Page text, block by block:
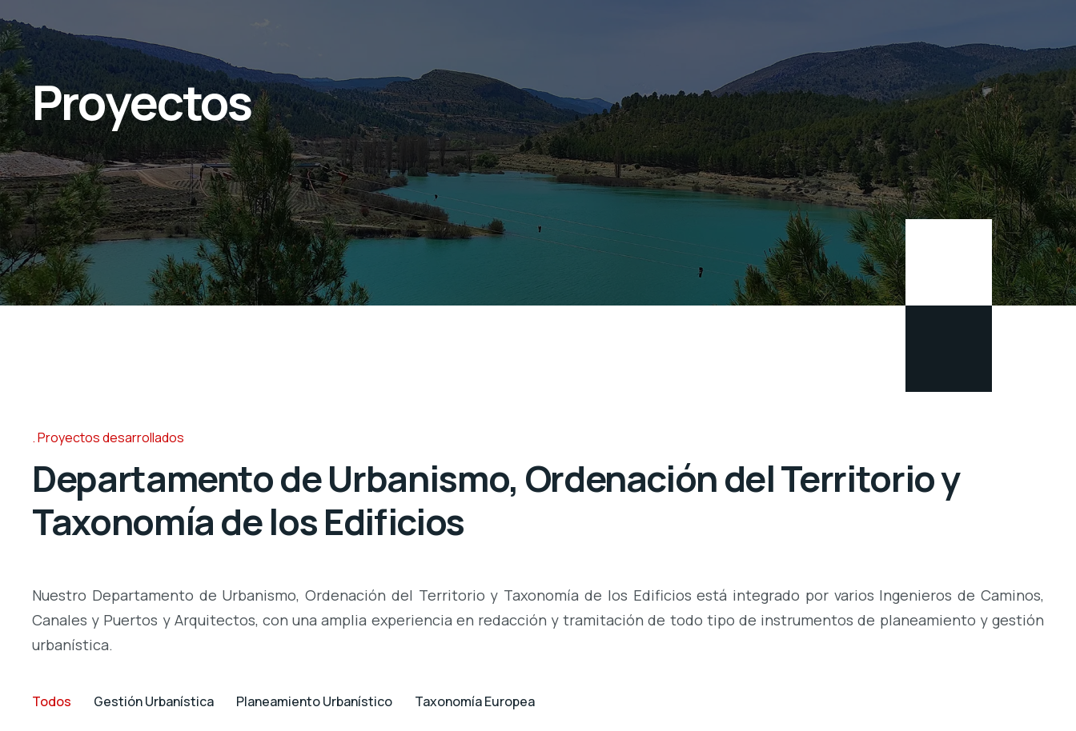
Proyectos
Proyectos desarrollados
Departamento de Urbanismo, Ordenación del Territorio y
Taxonomía de los Edificios
Nuestro Departamento de Urbanismo, Ordenación del Territorio y Taxonomía de los Edificios está integrado por varios Ingenieros de Caminos,
Canales y Puertos y Arquitectos, con una amplia experiencia en redacción y tramitación de todo tipo de instrumentos de planeamiento y gestión
urbanística.
Todos Gestión Urbanística Planeamiento Urbanístico Taxonomía Europea